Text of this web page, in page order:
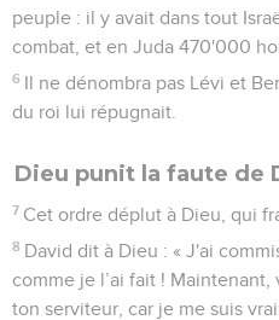
peuple : il y avait dans tout
combat, et en Juda 470'000
6 Il ne dénombra pas Lévi et
du roi lui répugnait.
Dieu punit la faute de
7 Cet ordre déplut à Dieu, qui
8 David dit à Dieu : « J'ai
comme je l’ai fait !
ton serviteur, car je me suis